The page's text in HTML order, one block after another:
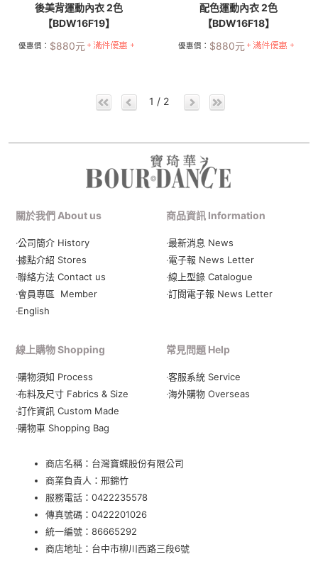
後美背運動內衣 2色
【BDW16F19】
優惠價： $880元
配色運動內衣 2色
【BDW16F18】
優惠價： $880元
1 / 2
關於我們 About us
‧公司簡介 History
‧據點介紹 Stores
‧聯絡方法 Contact us
‧會員專區 Member
‧English
商品資訊 Information
‧最新消息 News
‧電子報 News Letter
‧線上型錄 Catalogue
‧訂閱電子報 News Letter
線上購物 Shopping
‧購物須知 Process
‧布料及尺寸 Fabrics & Size
‧訂作資訊 Custom Made
‧購物車 Shopping Bag
常見問題 Help
‧客服系統 Service
‧海外購物 Overseas
商店名稱：台灣寶蝶股份有限公司
商業負責人：邢錦竹
服務電話： 0422235578
傳真號碼：0422201026
統一編號：86665292
商店地址： 台中市柳川西路三段6號